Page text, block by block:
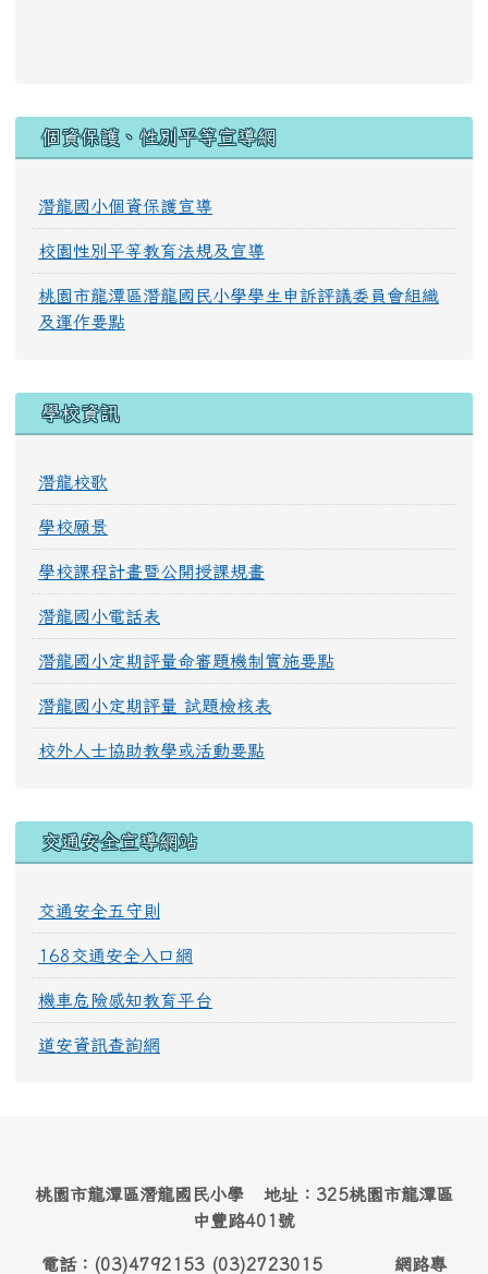
個資保護、性別平等宣導網
潛龍國小個資保護宣導
校園性別平等教育法規及宣導
桃園市龍潭區潛龍國民小學學生申訴評議委員會組織
及運作要點
學校資訊
潛龍校歌
學校願景
學校課程計畫暨公開授課規畫
潛龍國小電話表
潛龍國小定期評量命審題機制實施要點
潛龍國小定期評量 試題檢核表
校外人士協助教學或活動要點
交通安全宣導網站
交通安全五守則
168交通安全入口網
機車危險感知教育平台
道安資訊查詢網
桃園市龍潭區潛龍國民小學 地址：325桃園市龍潭區
中豐路401號
電話：(03)4792153 (03)2723015 網路專